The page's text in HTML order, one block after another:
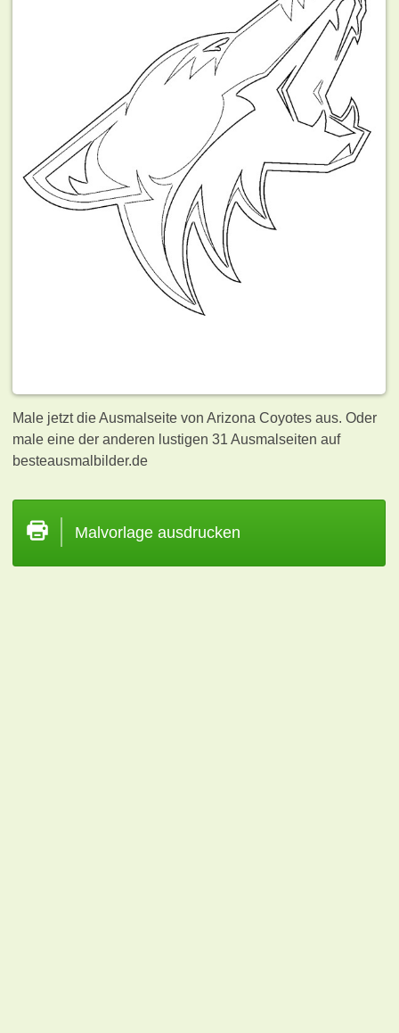
Male jetzt die Ausmalseite von Arizona Coyotes aus. Oder
male eine der anderen lustigen 31Ausmalseiten auf
besteausmalbilder.de
Malvorlage ausdrucken